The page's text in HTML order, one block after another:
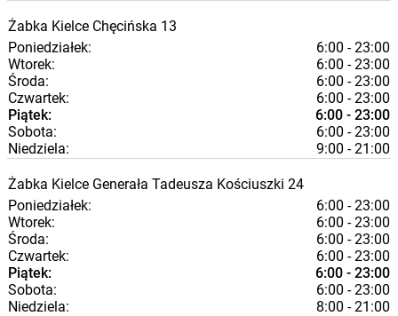
Żabka Kielce Chęcińska 13
Poniedziałek:
6:00 - 23:00
Wtorek:
6:00 - 23:00
Środa:
6:00 - 23:00
Czwartek:
6:00 - 23:00
Piątek:
6:00 - 23:00
Sobota:
6:00 - 23:00
Niedziela:
9:00 - 21:00
Żabka Kielce Generała Tadeusza Kościuszki 24
Poniedziałek:
6:00 - 23:00
Wtorek:
6:00 - 23:00
Środa:
6:00 - 23:00
Czwartek:
6:00 - 23:00
Piątek:
6:00 - 23:00
Sobota:
6:00 - 23:00
Niedziela:
8:00 - 21:00